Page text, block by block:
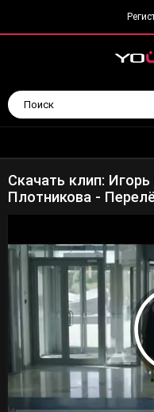
Скачать клип:
Плотникова -